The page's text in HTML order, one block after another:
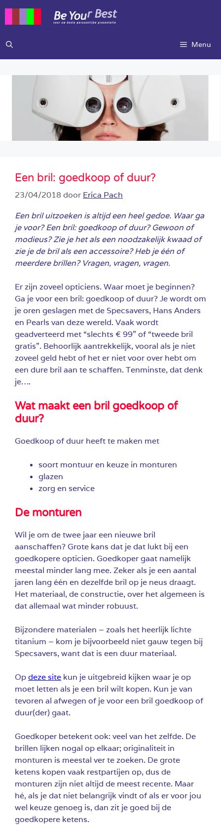
inhoud
Menu
Een bril: goedkoop of duur?
23/04/2018door Erica Pach
Een bril uitzoeken is altijd een heel gedoe. Waar ga
je voor? Een bril: goedkoop of duur? Gewoon of
modieus? Zie je het als een noodzakelijk kwaad of
zie je de bril als een accessoire? Heb je één of
meerdere brillen? Vragen, vragen, vragen.
Er zijn zoveel opticiens. Waar moet je beginnen?
Ga je voor een bril: goedkoop of duur? Je wordt om
je oren geslagen met de Specsavers, Hans Anders
en Pearls van deze wereld. Vaak wordt
geadverteerd met “slechts € 99” of “tweede bril
gratis”. Behoorlijk aantrekkelijk, vooral als je niet
zoveel geld hebt of het er niet voor over hebt om
een dure bril aan te schaffen. Tenminste, dat denk
je….
Wat maakt een bril goedkoop of
duur?
Goedkoop of duur heeft te maken met
soort montuur en keuze in monturen
glazen
zorg en service
De monturen
Wil je om de twee jaar een nieuwe bril
aanschaffen? Grote kans dat je dat lukt bij een
goedkopere opticien. Goedkoper gaat namelijk
meestal minder lang mee. Zeker als je een aantal
jaren lang één en dezelfde bril op je neus draagt.
Het materiaal, de constructie, over het algemeen is
dat allemaal wat minder robuust.
Bijzondere materialen – zoals het heerlijk lichte
titanium – kom je bijvoorbeeld niet gauw tegen bij
Specsavers, want dat is een duur materiaal.
Opdeze site kun je uitgebreid kijken waar je op
moet letten als je een bril wilt kopen. Kun je van
tevoren al afwegen of je voor een bril goedkoop of
duur(der) gaat.
Goedkoper betekent ook: veel van het zelfde. De
brillen lijken nogal op elkaar; originaliteit in
monturen is meestal ver te zoeken. De grote
ketens kopen vaak restpartijen op, dus de
monturen zijn niet altijd de meest recente. Maar
hé, als je dat niet belangrijk vindt of als er voor jou
wel keuze genoeg is, dan zit je goed bij de
goedkopere ketens.